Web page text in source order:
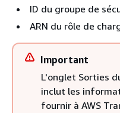
ID du groupe de
ARN du rôle de
Important
L'onglet Sorties
inclut les
fournir à AWS